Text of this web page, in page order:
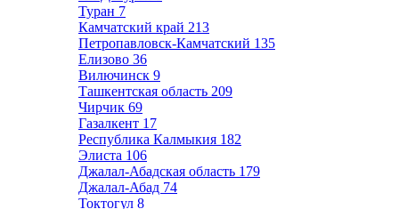
Туран 7
Камчатский край 213
Петропавловск-Камчатский 135
Елизово 36
Вилючинск 9
Ташкентская область 209
Чирчик 69
Газалкент 17
Республика Калмыкия 182
Элиста 106
Джалал-Абадская область 179
Джалал-Абад 74
Токтогул 8